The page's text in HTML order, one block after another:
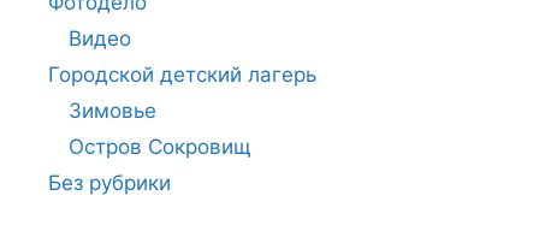
Видео
Городской детский лагерь
Зимовье
Остров Сокровищ
Без рубрики